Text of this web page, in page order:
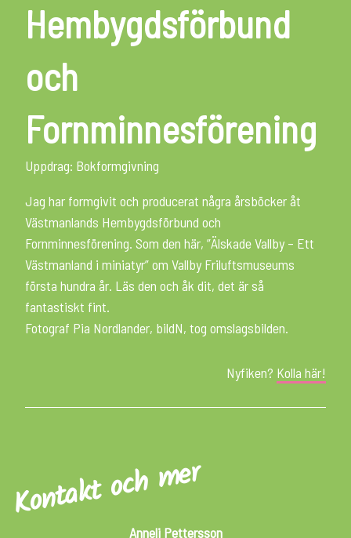
Hembygdsförbund
och
Fornminnesförening
Uppdrag: Bokformgivning
Jag har formgivit och producerat några årsböcker åt
Västmanlands Hembygdsförbund och
Fornminnesförening. Som den här, ”Älskade Vallby – Ett
Västmanland i miniatyr” om Vallby Friluftsmuseums
första hundra år. Läs den och åk dit, det är så
fantastiskt fint.
Fotograf Pia Nordlander, bildN, tog omslagsbilden.
Nyfiken? Kolla här!
Kontakt och mer
Anneli Pettersson